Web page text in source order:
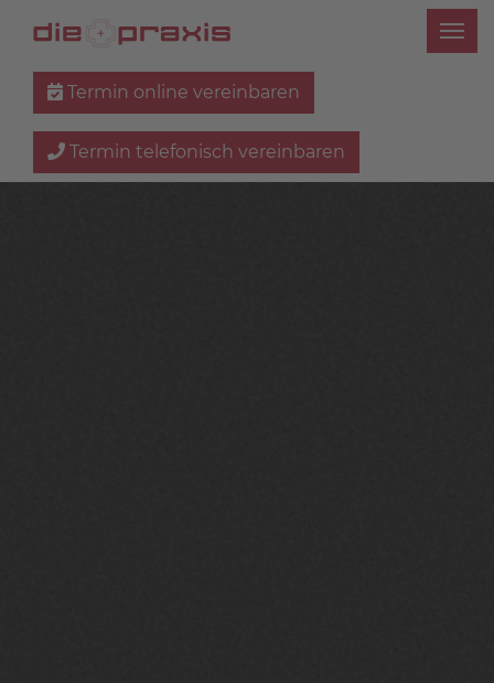
Termin online vereinbaren
Termin telefonisch vereinbaren